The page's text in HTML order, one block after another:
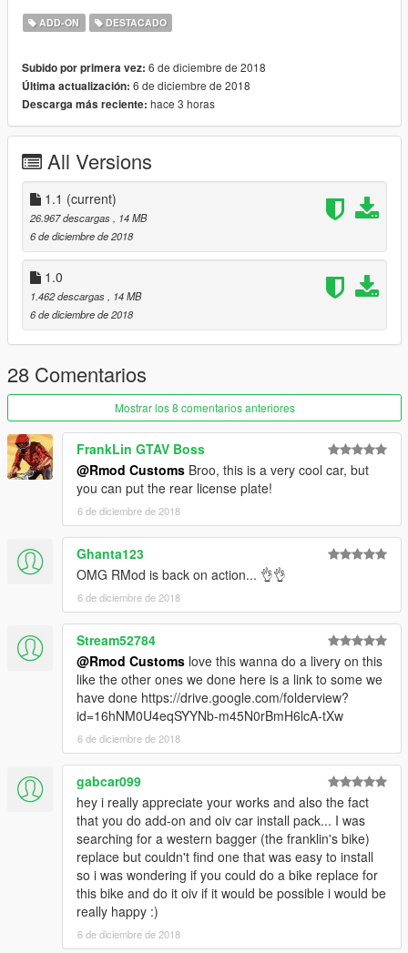
Automatic installation, description included!
≡≡≡≡≡≡≡≡≡≡≡≡≡≡≡≡≡≡≡≡≡≡≡≡≡≡≡≡≡≡≡≡≡≡≡≡≡≡≡≡≡
Changelog V1.1
≡≡≡≡≡≡≡≡≡≡≡≡≡≡≡≡≡≡≡≡≡≡≡≡≡≡≡≡≡≡≡≡≡≡≡≡≡≡≡≡≡
ADD-ON DESTACADO
Subido por primera vez: 6 de diciembre de 2018
Última actualización: 6 de diciembre de 2018
Descarga más reciente: hace 3 horas
All Versions
1.1 (current)
26.967 descargas
, 14 MB
6 de diciembre de 2018
1.0
1.462 descargas
, 14 MB
6 de diciembre de 2018
28 Comentarios
Mostrar los 8 comentarios anteriores
FrankLin GTAV Boss
@Rmod Customs Broo, this is a very cool car, but
you can put the rear license plate!
6 de diciembre de 2018
Ghanta123
OMG RMod is back on action... 👌👌
6 de diciembre de 2018
Stream52784
@Rmod Customs love this wanna do a livery on this
like the other ones we done here is a link to some we
have done https://drive.google.com/folderview?
id=16hNM0U4eqSYYNb-m45N0rBmH6lcA-tXw
6 de diciembre de 2018
gabcar099
hey i really appreciate your works and also the fact
that you do add-on and oiv car install pack... I was
searching for a western bagger (the franklin's bike)
replace but couldn't find one that was easy to install
so i was wondering if you could do a bike replace for
this bike and do it oiv if it would be possible i would be
really happy :)
6 de diciembre de 2018